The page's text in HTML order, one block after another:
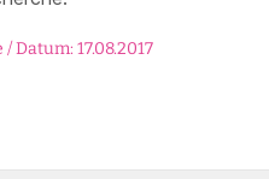
Datum: 17.08.2017